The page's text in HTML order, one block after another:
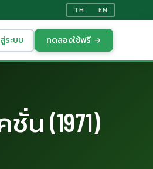
TH EN
ระบบ ทดลองใช้ฟรี →
(1971)